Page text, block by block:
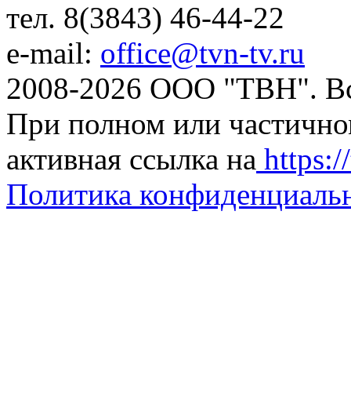
тел. 8(3843) 46-44-22
e-mail: office@tvn-tv.ru
2008-2026 ООО "ТВН".
При полном или
активная ссылка на
Политика